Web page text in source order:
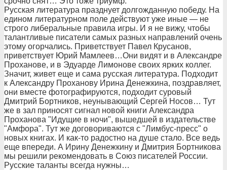
Русская литература празднует долгожданную победу. На
едином литературном поле действуют уже иные — не
строго либеральные правила игры. И я не вижу, чтобы
талантливые писатели самых разных направлений очень
этому огорчались. Приветствует Павел Крусанов,
приветствует Юрий Мамлеев…Они видят и в Александре
Проханове, и в Эдуарде Лимонове своих ярких коллег.
Значит, живет еще и сама русская литература. Подходит
к Александру Проханову Ирина Денежкина, поздравляет,
они вместе фотографируются, подходит суровый
Дмитрий Бортников, неунывающий Сергей Носов… Тут
же в зал приносят сигнал новой книги Александра
Проханова "Идущие в ночи", вышедшей в издательстве
"Амфора". Тут же договориваются с "Лимбус-пресс" о
новых книгах. И как-то радостно на душе стало. Все ведь
еще впереди. А Ирину Денежкину и Дмитрия Бортникова
мы решили рекомендовать в Союз писателей России.
Русские таланты всегда нужны…